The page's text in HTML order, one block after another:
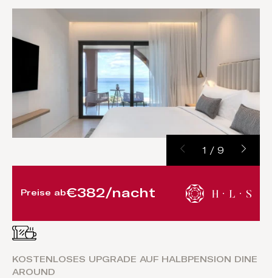
KOSTENLOSES UPGRADE AUF HALBPENSION DINE
AROUND
1 / 9
Preise ab€382/nacht